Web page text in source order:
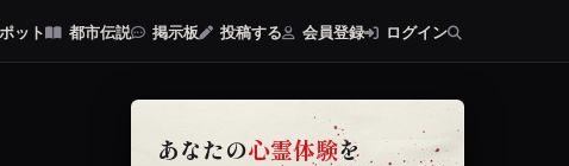
ット 都市伝説 掲示板 投稿する 会員登録 ログイン
あなたの心霊体験を